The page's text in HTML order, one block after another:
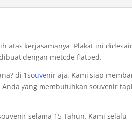
atas kerjasamanya. Plakat ini
dengan metode flatbed.
di 1souvenir aja. Kami siap
yang membutuhkan souvenir
selama 15 Tahun. Kami selalu